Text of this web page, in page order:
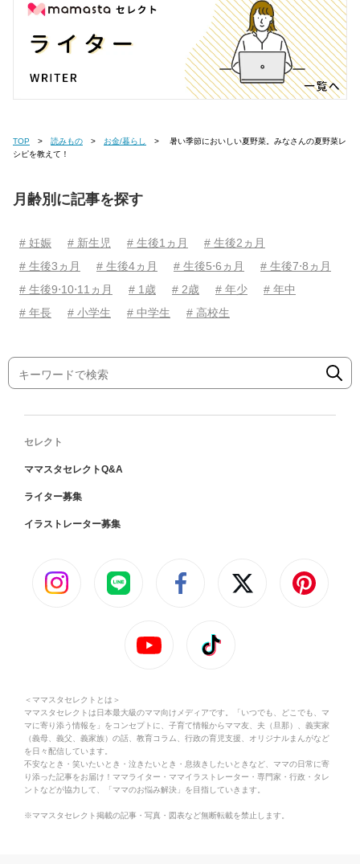
TOP 読みもの お金/暮らし
シピを教えて！
月齢別に記事を探す
# 妊娠 # 新生児 # 生後1ヵ月
# 生後2ヵ月
# 生後3ヵ月
# 生後4ヵ月 # 生後5⋅6ヵ月
# 生後7⋅8ヵ月
# 生後9⋅10⋅11ヵ月
# 1歳 # 2歳 # 年少
# 年中
# 年長
# 小学生 # 中学生 # 高校生
セレクト
ママスタセレクトQ&A
ライター募集
イラストレーター募集
＜ママスタセレクトとは＞
ママスタセレクトは日本最大級のママ向けメディアです。「いつでも、どこでも、マ
マに寄り添う情報を」をコンセプトに、子育て情報からママ友、夫（旦那）、義実家
（義母、義父、義家族）の話、教育コラム、行政の育児支援、オリジナルまんがなど
を日々配信しています。
不安なとき・笑いたいとき・泣きたいとき・息抜きしたいときなど、ママの日常に寄
り添った記事をお届け！ママライター・ママイラストレーター・専門家・行政・タレ
ントなどが協力して、「ママのお悩み解決」を目指していきます。
※ママスタセレクト掲載の記事・写真・図表など無断転載を禁止します。